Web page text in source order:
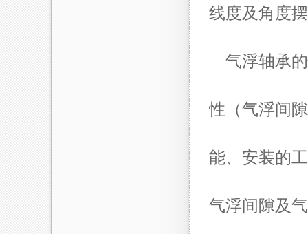
线度及角度
气浮轴承
性（气浮间
能、安装的
气浮间隙及